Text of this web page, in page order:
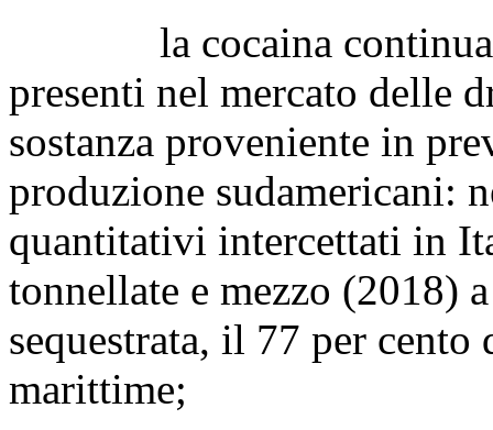
la cocaina continua ad
presenti nel mercato delle
sostanza proveniente in
produzione sudamericani:
quantitativi intercettati in
tonnellate e mezzo (2018)
sequestrata, il 77 per
marittime;